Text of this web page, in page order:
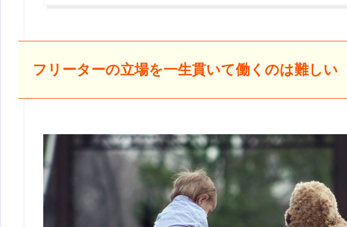
フリーターの立場を一生貫いて働くのは難しい